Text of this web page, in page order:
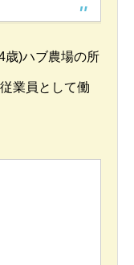
)ハブ農場の所
業員として働